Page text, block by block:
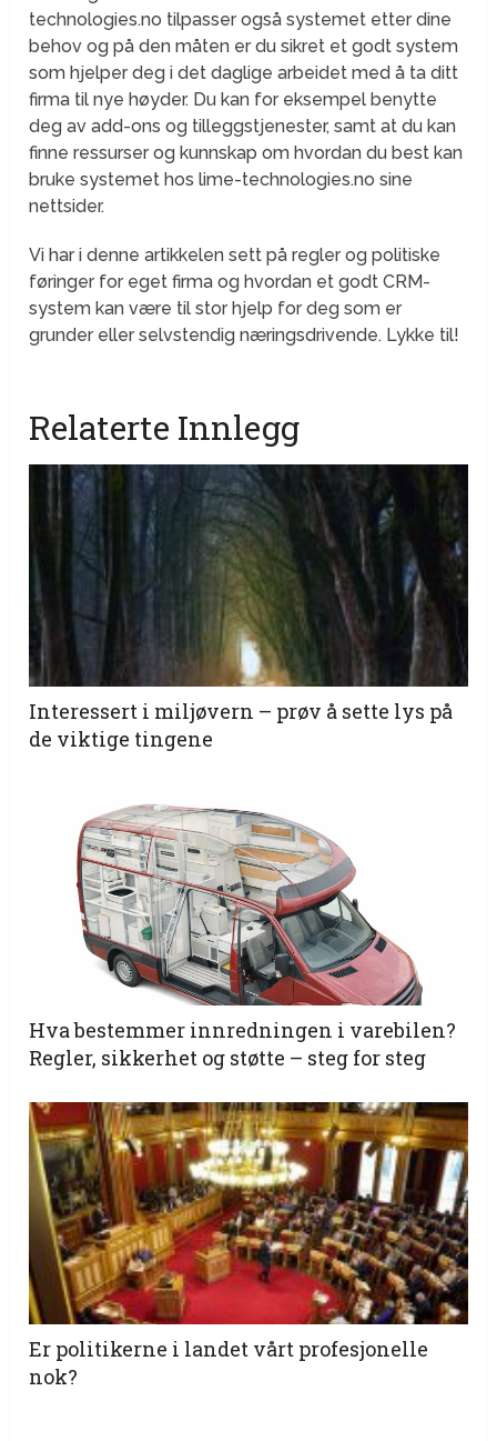
technologies.no tilpasser også systemet etter dine
behov og på den måten er du sikret et godt system
som hjelper deg i det daglige arbeidet med å ta ditt
firma til nye høyder. Du kan for eksempel benytte
deg av add-ons og tilleggstjenester, samt at du kan
finne ressurser og kunnskap om hvordan du best kan
bruke systemet hos lime-technologies.no sine
nettsider.
Vi har i denne artikkelen sett på regler og politiske
føringer for eget firma og hvordan et godt CRM-
system kan være til stor hjelp for deg som er
grunder eller selvstendig næringsdrivende. Lykke til!
Relaterte Innlegg
Interessert i miljøvern – prøv å sette lys på
de viktige tingene
Hva bestemmer innredningen i varebilen?
Regler, sikkerhet og støtte – steg for steg
Er politikerne i landet vårt profesjonelle
nok?